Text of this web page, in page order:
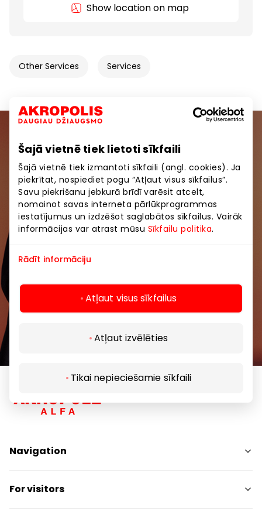
Šajā vietnē tiek lietoti sīkfaili
Šajā vietnē tiek izmantoti sīkfaili (angl. cookies). Ja
piekrītat, nospiediet pogu “Atļaut visus sīkfailus”.
Savu piekrišanu jebkurā brīdī varēsit atcelt,
nomainot savas interneta pārlūkprogrammas
iestatījumus un izdzēšot saglabātos sīkfailus. Vairāk
informācijas var atrast mūsu Sīkfailu politika.
Rādīt informāciju
Atļaut visus sīkfailus
Atļaut izvēlēties
Tikai nepieciešamie sīkfaili
Show location on map
Other Services Services
Join our community
Be the first to know about the best offers, events
and the latest information from AKROPOLE shopping
centers.
Subscribe
that you are at least 13 years of age.
Navigation
Shops
Services
Entertainment
For visitors